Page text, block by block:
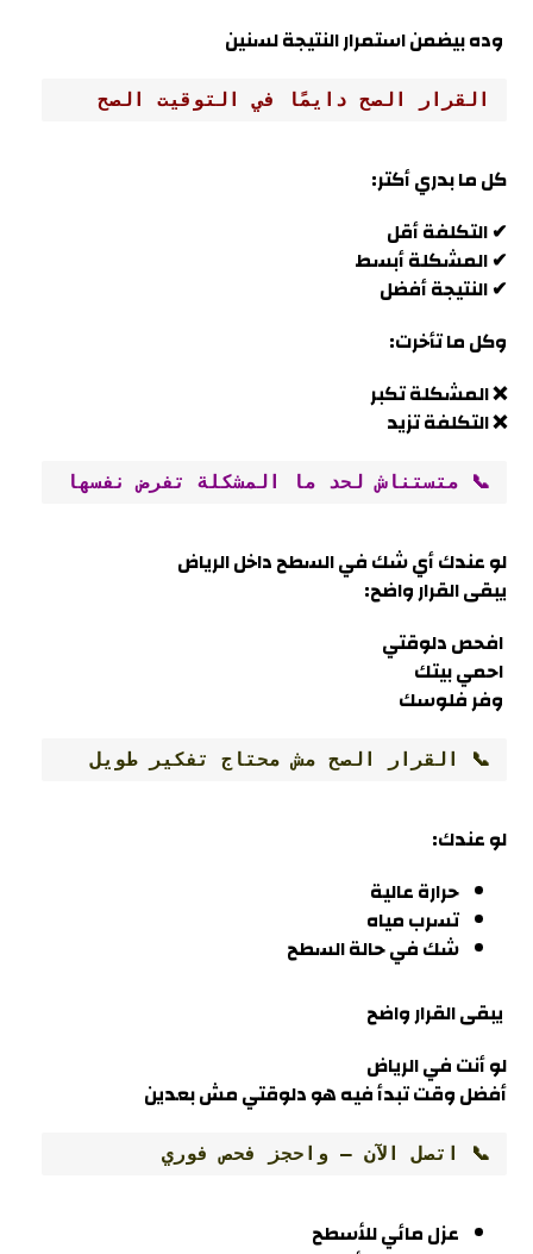
وده بيضمن استمرار النتيجة لسنين
القرار الصح دايمًا في التوقيت الصح
كل ما بدري أكتر:
✔ التكلفة أقل
✔ المشكلة أبسط
✔ النتيجة أفضل
وكل ما تأخرت:
❌ المشكلة تكبر
❌ التكلفة تزيد
📞 متستناش لحد ما المشكلة تفرض نفسها
لو عندك أي شك في السطح داخلالرياض
يبقى القرار واضح:
افحص دلوقتي
احمي بيتك
وفر فلوسك
📞 القرار الصح مش محتاج تفكير طويل
لو عندك:
حرارة عالية
تسرب مياه
شك في حالة السطح
يبقى القرار واضح
لو أنت فيالرياض
أفضل وقت تبدأ فيه هو دلوقتي مش بعدين
📞 اتصل الآن – واحجز فحص فوري
عزل مائي للأسطح